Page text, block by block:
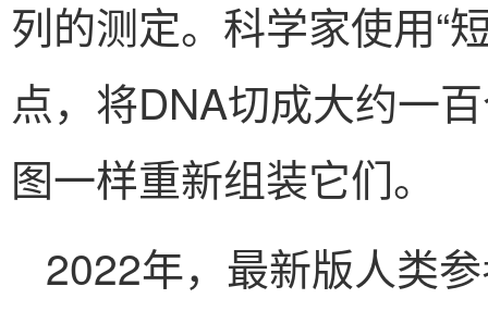
列的测定。科学家使用“
点，将DNA切成大约一
图一样重新组装它们。
2022年，最新版人类